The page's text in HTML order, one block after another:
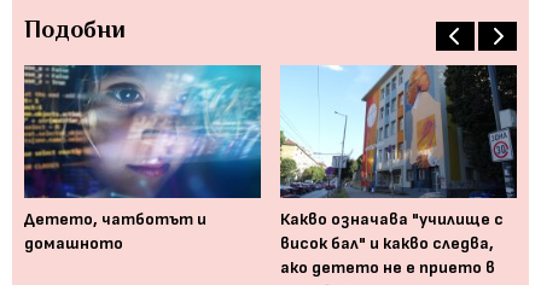
Подобни
Детето, чатботът и
домашното
Какво означава "училище с
висок бал" и какво следва,
ако детето не е прието в